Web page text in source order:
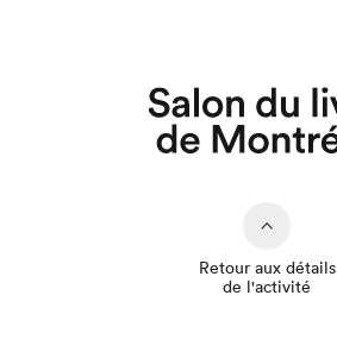
Retour aux détails
de l'activité